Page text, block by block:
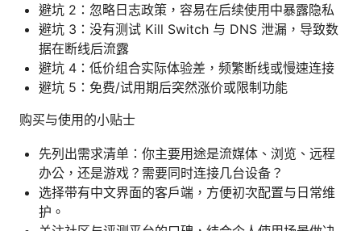
避坑 2：忽略日志政策，容易在后续使用中暴露隐私
避坑 3：没有测试 Kill Switch 与 DNS 泄漏，导致数
据在断线后流露
避坑 4：低价组合实际体验差，频繁断线或慢速连接
避坑 5：免费/试用期后突然涨价或限制功能
购买与使用的小贴士
先列出需求清单：你主要用途是流媒体、浏览、远程
办公，还是游戏？需要同时连接几台设备？
选择带有中文界面的客户端，方便初次配置与日常维
护。